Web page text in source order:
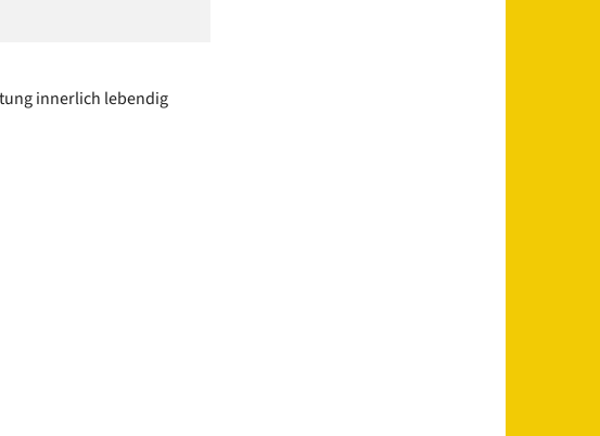
innerlich lebendig